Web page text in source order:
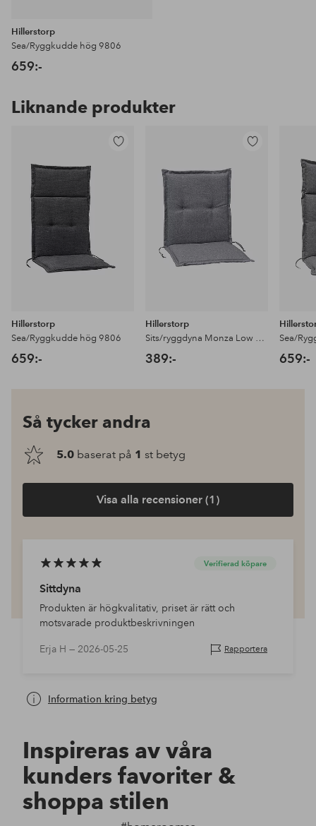
Hillerstorp
Sea/Ryggkudde hög 9806
659:-
Liknande produkter
Hillerstorp
Sea/Ryggkudde hög 9806
659:-
Hillerstorp
Sits/ryggdyna Monza Low 446 Grå
389:-
Sea/
659:-
Så tycker andra
5.0 baserat på 1 st betyg
Visa alla recensioner (1)
Verifierad köpare
Sittdyna
Produkten är högkvalitativ, priset är rätt och
motsvarade produktbeskrivningen
Erja H — 2026-05-25 Rapportera
Information kring betyg
Inspireras av våra
kunders favoriter &
shoppa stilen